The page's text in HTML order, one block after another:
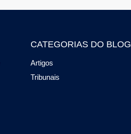
CATEGORIAS DO BLOG
Artigos
Tribunais